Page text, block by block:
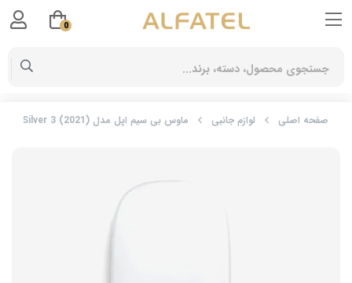
صفحه اصلی لوازم جانبی ماوس بی سیم اپل مدل Magic Mouse Silver 3 (2021)
0